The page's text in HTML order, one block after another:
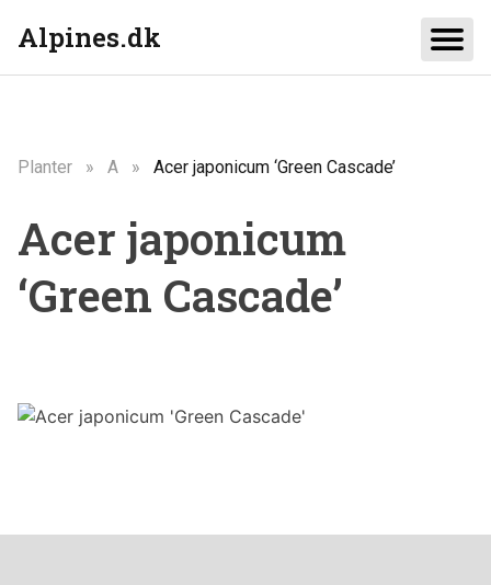
Alpines.dk
Planter A Acer japonicum ‘Green Cascade’
Acer japonicum
‘Green Cascade’